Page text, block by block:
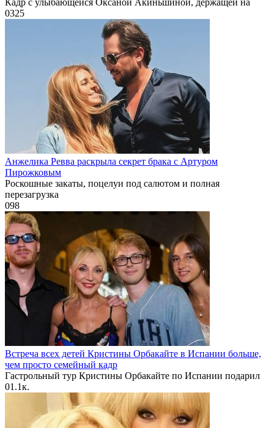
0325
Анжелика Ревва раскрыла секрет брака с Артуром
Пирожковым
Роскошные закаты, поцелуи под салютом и полная
перезагрузка
098
Встреча всех детей Кристины Орбакайте в Испании больше,
чем просто семейный кадр
Гастрольный тур Кристины Орбакайте по Испании подарил
01.1к.